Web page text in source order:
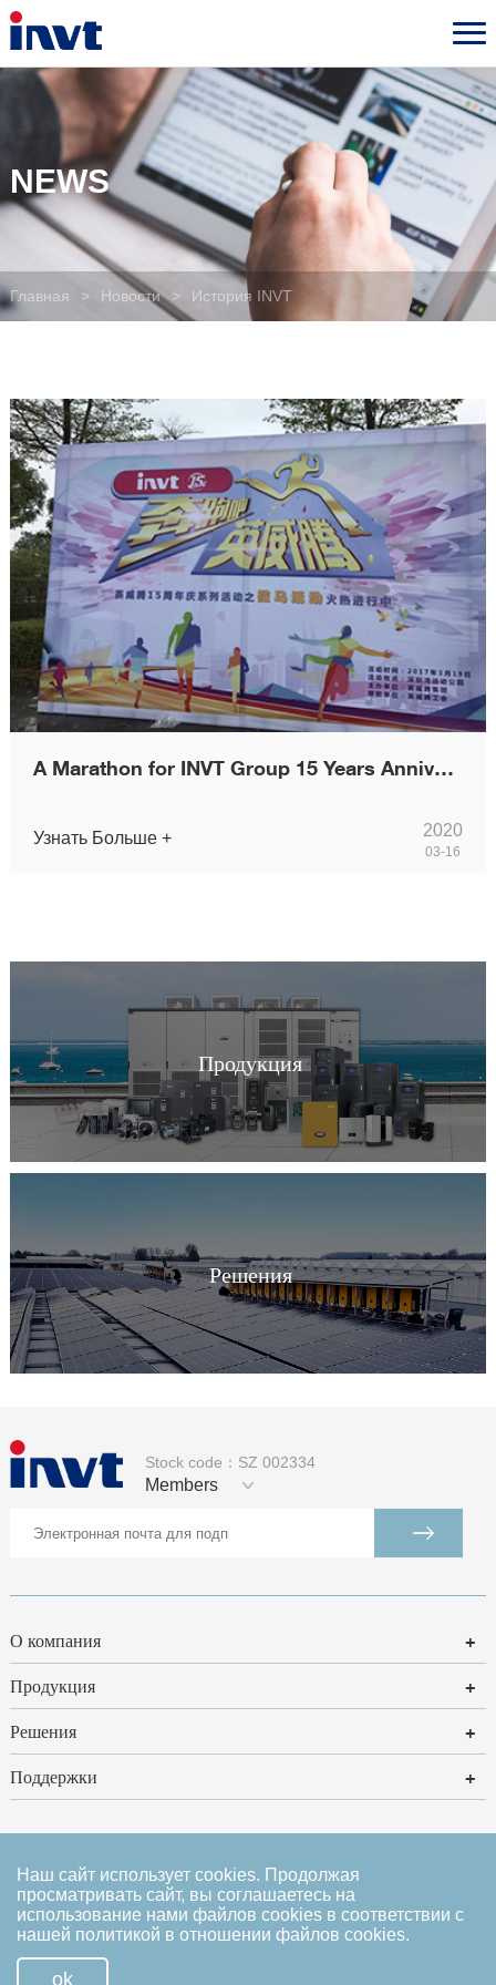
NEWS
Главная > Новости > История INVT
A Marathon for INVT Group 15 Years Anniversary
Узнать Больше + 2020
03-16
Продукция
Решения
Stock code：SZ 002334
Members
О компания +
Продукция +
Решения +
Поддержки +
Карта сайта | Юридическое заявление |
конфиденциальности
Наш сайт использует cookies. Продолжая
просматривать сайт, вы соглашаетесь на
использование нами файлов cookies в соответствии с
нашей политикой в отношении файлов cookies.
ok